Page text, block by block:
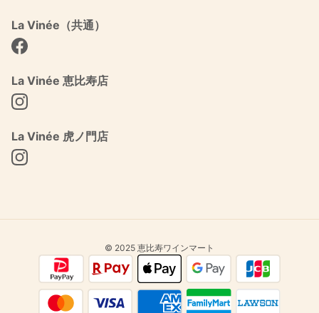
La Vinée（共通）
Facebook
La Vinée 恵比寿店
Instagram
La Vinée 虎ノ門店
Instagram
© 2025 恵比寿ワインマート